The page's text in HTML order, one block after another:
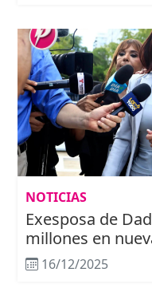
NOTICIAS
Exesposa de
millones en
16/12/2025